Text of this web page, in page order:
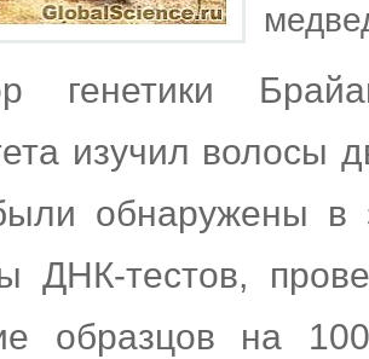
генетики
изучил волосы
обнаружены в
ДНК-тестов,
образцов на